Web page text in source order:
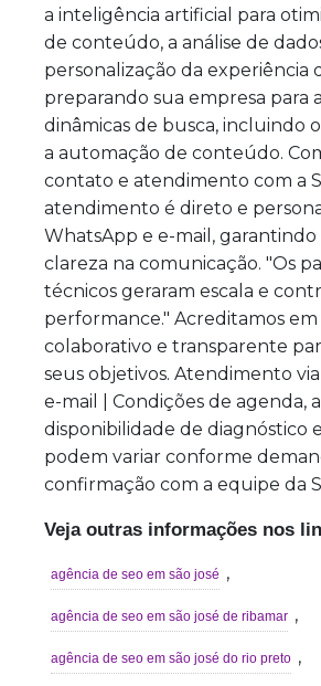
a inteligência artificial para
de conteúdo, a análise de
personalização da experiência
preparando sua empresa para
dinâmicas de busca, incluindo
a automação de conteúdo.
contato e atendimento com a
atendimento é direto e
WhatsApp e e-mail, garantindo
clareza na comunicação. "Os
técnicos geraram escala e
performance." Acreditamos
colaborativo e transparente
seus objetivos. Atendimento
e-mail | Condições de agenda,
disponibilidade de diagnóstico
podem variar conforme
confirmação com a equipe da
Veja outras informações nos
agência de seo em são josé ,
agência de seo em são josé de ribamar ,
agência de seo em são josé do rio preto ,